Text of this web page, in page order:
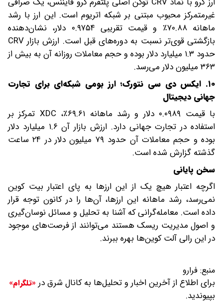
غیرمتمرکز محبوب مبتنی بر شبکه اتریوم است. این ارز با رشد
ماهانه ۷۰.۸۸٪ و قیمت تقریبی ۰.۹۷۵۴ دلار، نشان‌دهنده
بازگشتی قوی‌تر نسبت به دوره‌های قبل است. ارزش بازار CRV
حدود ۱.۳ میلیارد دلار بوده و حجم معاملات روزانه آن به بیش از
۳۶۳ میلیون دلار می‌رسد.
۱۰. ایکس دی سی نتورک؛ ارز بومی شبکه‌ای برای تجارت
جهانی دیجیتال
با قیمت ۰.۰۹۸۹ دلار و رشد ماهانه ۶۹.۶۱٪، XDC تمرکز بر
استفاده در تجارت جهانی دارد. ارزش بازار آن ۱.۶ میلیارد دلار
بوده و حجم معاملات آن حدود ۷۹ میلیون دلار در ۲۴ ساعت
گذشته گزارش شده است.
سخن پایانی
اگرچه اعتبار هیچ یک از این ارزها به پای اعتبار بیت کوین
نمی‌رسد، رشد ماهانه این ارزها، آن‌ها را در کانون توجه قرار
داده است. معامله‌گرانی که آشنا به تحلیل و مسائل نوسان‌گیری
و اصول مدیریت ریسک هستند می‌توانند از فرصت‌های موجود
در این رالی آلت کوین‌ها بهره ببرند.
منبع: فرارو
برای اطلاع از آخرین اخبار و تحلیل‌ها به کانال شرق در «تلگرام»
بپیوندید.